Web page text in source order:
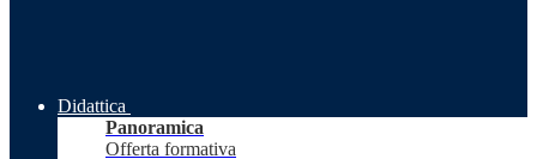
Didattica
Panoramica
Offerta formativa